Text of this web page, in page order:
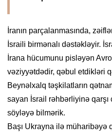
İranın parçalanmasında,
İsraili birmənalı dəstəkləyir.
İrana hücumunu pisləyən
vəziyyətdədir, qəbul etdikləri
Beynəlxalq təşkilatların
sayan İsrail rəhbərliyinə
söyləyə bilmərik.
Başı Ukrayna ilə müharibəyə